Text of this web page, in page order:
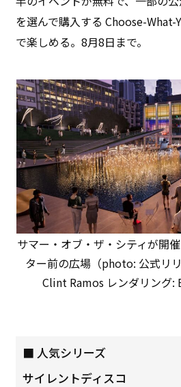
を選んで購入する Choose-What-
で楽しめる。8月8日まで。
サマー・オブ・ザ・シティが開
ター前の広場（photo: 公式リ
Clint Ramos レンダリング:
■ 人気シリーズ
サイレントディスコ